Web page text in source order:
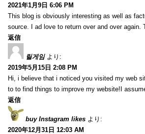
2021年1月9日 6:06 PM
This blog is obviously interesting as well as
source. I ad love to return over and over again.
返信
릴게임 より:
2019年5月15日 2:08 PM
Hi, i believe that i noticed you visited my web
to to find things to improve my website!I
返信
buy Instagram likes より:
2020年12月31日 12:03 AM